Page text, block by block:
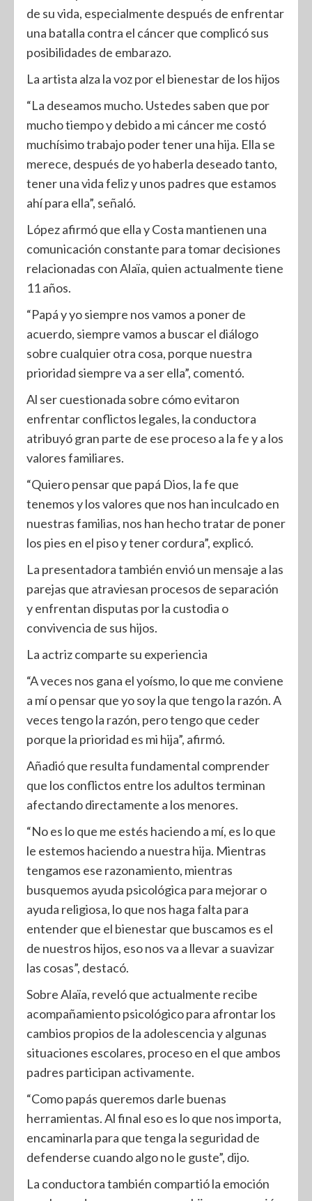
de su vida, especialmente después de enfrentar
una batalla contra el cáncer que complicó sus
posibilidades de embarazo.
La artista alza la voz por el bienestar de los hijos
“La deseamos mucho. Ustedes saben que por
mucho tiempo y debido a mi cáncer me costó
muchísimo trabajo poder tener una hija. Ella se
merece, después de yo haberla deseado tanto,
tener una vida feliz y unos padres que estamos
ahí para ella”, señaló.
López afirmó que ella y Costa mantienen una
comunicación constante para tomar decisiones
relacionadas con Alaïa, quien actualmente tiene
11 años.
“Papá y yo siempre nos vamos a poner de
acuerdo, siempre vamos a buscar el diálogo
sobre cualquier otra cosa, porque nuestra
prioridad siempre va a ser ella”, comentó.
Al ser cuestionada sobre cómo evitaron
enfrentar conflictos legales, la conductora
atribuyó gran parte de ese proceso a la fe y a los
valores familiares.
“Quiero pensar que papá Dios, la fe que
tenemos y los valores que nos han inculcado en
nuestras familias, nos han hecho tratar de poner
los pies en el piso y tener cordura”, explicó.
La presentadora también envió un mensaje a las
parejas que atraviesan procesos de separación
y enfrentan disputas por la custodia o
convivencia de sus hijos.
La actriz comparte su experiencia
“A veces nos gana el yoísmo, lo que me conviene
a mí o pensar que yo soy la que tengo la razón. A
veces tengo la razón, pero tengo que ceder
porque la prioridad es mi hija”, afirmó.
Añadió que resulta fundamental comprender
que los conflictos entre los adultos terminan
afectando directamente a los menores.
“No es lo que me estés haciendo a mí, es lo que
le estemos haciendo a nuestra hija. Mientras
tengamos ese razonamiento, mientras
busquemos ayuda psicológica para mejorar o
ayuda religiosa, lo que nos haga falta para
entender que el bienestar que buscamos es el
de nuestros hijos, eso nos va a llevar a suavizar
las cosas”, destacó.
Sobre Alaïa, reveló que actualmente recibe
acompañamiento psicológico para afrontar los
cambios propios de la adolescencia y algunas
situaciones escolares, proceso en el que ambos
padres participan activamente.
“Como papás queremos darle buenas
herramientas. Al final eso es lo que nos importa,
encaminarla para que tenga la seguridad de
defenderse cuando algo no le guste”, dijo.
La conductora también compartió la emoción